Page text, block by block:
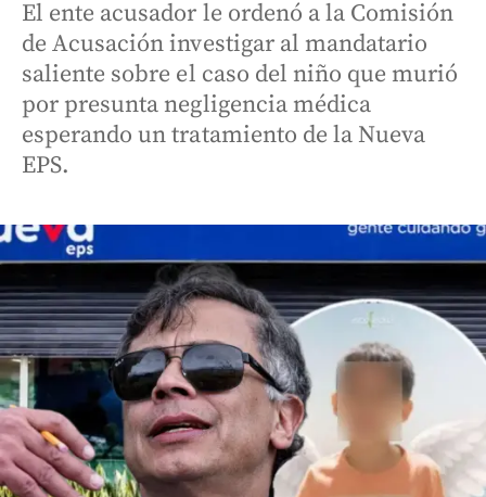
El ente acusador le ordenó a la Comisión
de Acusación investigar al mandatario
saliente sobre el caso del niño que murió
por presunta negligencia médica
esperando un tratamiento de la Nueva
EPS.